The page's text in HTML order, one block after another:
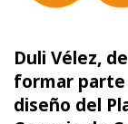
Duli Vélez,
formar parte
diseño del